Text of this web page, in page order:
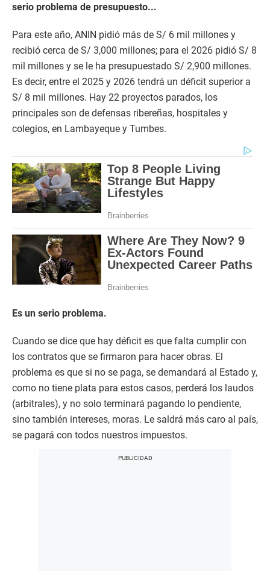
serio problema de presupuesto...
Para este año, ANIN pidió más de S/ 6 mil millones y
recibió cerca de S/ 3,000 millones; para el 2026 pidió S/ 8
mil millones y se le ha presupuestado S/ 2,900 millones.
Es decir, entre el 2025 y 2026 tendrá un déficit superior a
S/ 8 mil millones. Hay 22 proyectos parados, los
principales son de defensas ribereñas, hospitales y
colegios, en Lambayeque y Tumbes.
Es un serio problema.
Cuando se dice que hay déficit es que falta cumplir con
los contratos que se firmaron para hacer obras. El
problema es que si no se paga, se demandará al Estado y,
como no tiene plata para estos casos, perderá los laudos
(arbitrales), y no solo terminará pagando lo pendiente,
sino también intereses, moras. Le saldrá más caro al país,
se pagará con todos nuestros impuestos.